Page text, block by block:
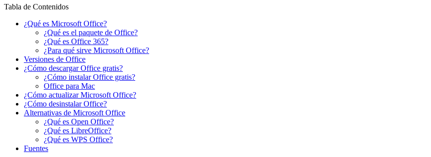
Tabla de Contenidos
¿Qué es Microsoft Office?
¿Qué es el paquete de Office?
¿Qué es Office 365?
¿Para qué sirve Microsoft Office?
Versiones de Office
¿Cómo descargar Office gratis?
¿Cómo instalar Office gratis?
Office para Mac
¿Cómo actualizar Microsoft Office?
¿Cómo desinstalar Office?
Alternativas de Microsoft Office
¿Qué es Open Office?
¿Qué es LibreOffice?
¿Qué es WPS Office?
Fuentes